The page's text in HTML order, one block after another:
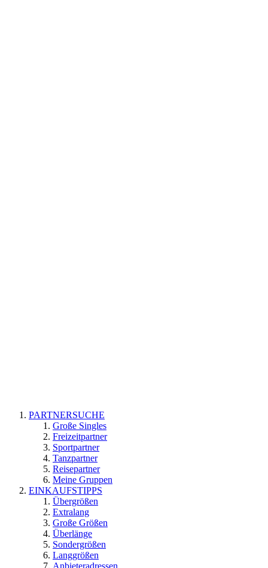
PARTNERSUCHE
Große Singles
Freizeitpartner
Sportpartner
Tanzpartner
Reisepartner
Meine Gruppen
EINKAUFSTIPPS
Übergrößen
Extralang
Große Größen
Überlänge
Sondergrößen
Langgrößen
Anbieteradressen